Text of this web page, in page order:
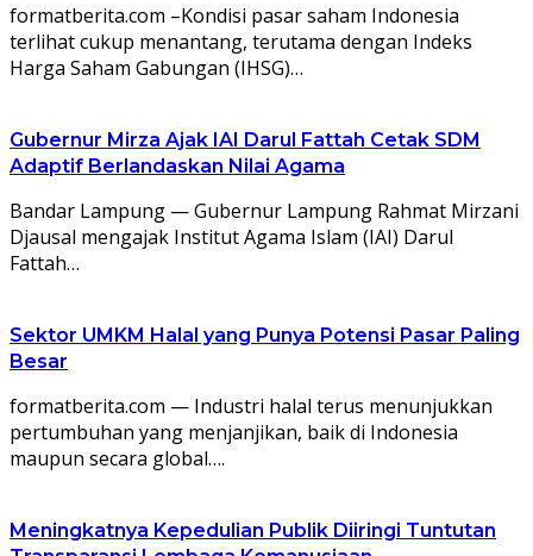
formatberita.com –Kondisi pasar saham Indonesia
terlihat cukup menantang, terutama dengan Indeks
Harga Saham Gabungan (IHSG)…
Gubernur Mirza Ajak IAI Darul Fattah Cetak SDM
Adaptif Berlandaskan Nilai Agama
Bandar Lampung — Gubernur Lampung Rahmat Mirzani
Djausal mengajak Institut Agama Islam (IAI) Darul
Fattah…
Sektor UMKM Halal yang Punya Potensi Pasar Paling
Besar
formatberita.com — Industri halal terus menunjukkan
pertumbuhan yang menjanjikan, baik di Indonesia
maupun secara global….
Meningkatnya Kepedulian Publik Diiringi Tuntutan